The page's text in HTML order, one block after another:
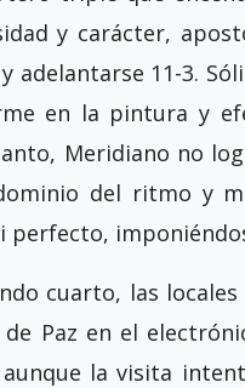
y carácter,
adelantarse 11-3.
en la pintura y
Meridiano no
del ritmo y
perfecto,
cuarto, las
Paz en el
la visita